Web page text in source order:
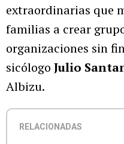
extraordinarias que
familias a crear
organizaciones sin
sicólogo Julio
Albizu.
RELACIONADAS